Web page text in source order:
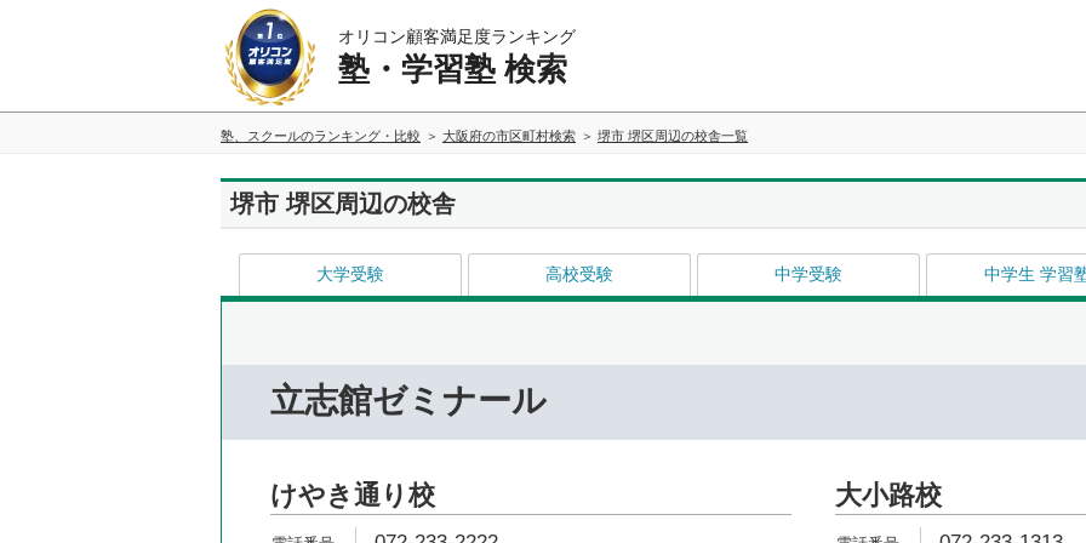
オリコン顧客満足度ランキング
塾・学習塾 検索
塾、スクールのランキング・比較 大阪府の市区町村検索 堺市 堺区周辺の校舎一覧
堺市 堺区周辺の校舎
大学受験 高校受験 中学受験 中学生 学習
立志館ゼミナール
けやき通り校 大小路校